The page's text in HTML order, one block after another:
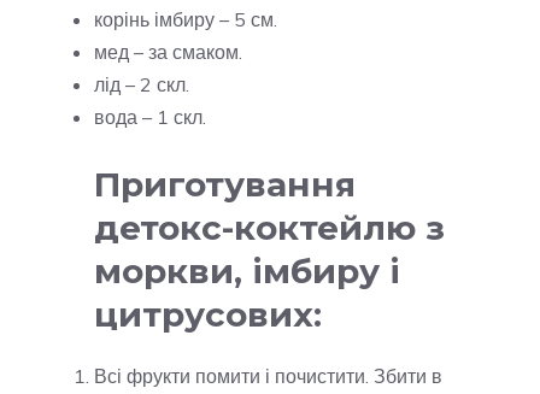
корінь імбиру – 5 см.
мед – за смаком.
лід – 2 скл.
вода – 1 скл.
Приготування
детокс-коктейлю з
моркви, імбиру і
цитрусових:
Всі фрукти помити і почистити. Збити в